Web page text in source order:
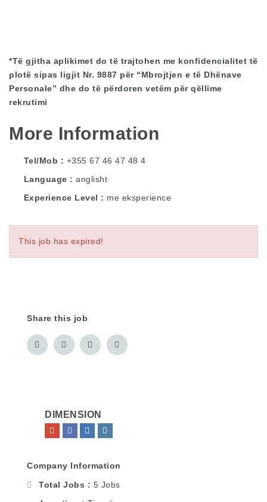
*Të gjitha aplikimet do të trajtohen me konfidencialitet të
plotë sipas ligjit Nr. 9887 për “Mbrojtjen e të Dhënave
Personale” dhe do të përdoren vetëm për qëllime
rekrutimi
More Information
Tel/Mob
+355 67 46 47 48 4
Language
anglisht
Experience Level
me eksperience
This job has expired!
Share this job
DIMENSION
Company Information
Total Jobs
5 Jobs